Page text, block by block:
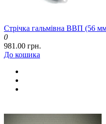
Стрічка гальмівна ВВП (56
0
981.00 грн.
До кошика